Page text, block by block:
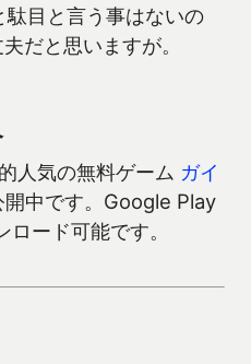
目と言う事はないの
だと思いますが。
人気の無料ゲーム ガイ
開中です。Google Play
ード可能です。